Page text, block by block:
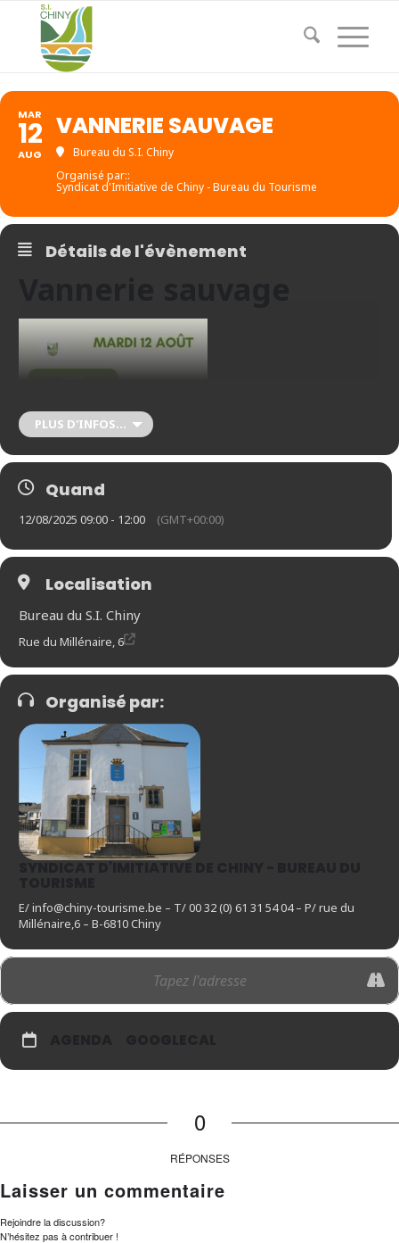
MAR
12
AUG
VANNERIE SAUVAGE
Bureau du S.I. Chiny
Organisé par::
Syndicat d'Imitiative de Chiny - Bureau du Tourisme
Détails de l'évènement
Cathy tresseuse de bouleau.
Nous ferons un nichoir ou autres petites folies selon le temps et
l’envie.
RDV à 9h devant le S.I. Chiny: rue du Millénaire, 6 à Chiny. Fin
prévue vers 12h
P.A.F. :15€- accessible à tous dès 12 ans
Réservation indispensable car places limitées :+32 61 31 54 04 ou
info@chiny-tourisme.be
PLUS D'INFOS...
Quand
12/08/2025 09:00 - 12:00 (GMT+00:00)
Localisation
Bureau du S.I. Chiny
Rue du Millénaire, 6
Organisé par:
E/ info@chiny-tourisme.be – T/ 00 32 (0) 61 31 54 04 – P/ rue du
Millénaire,6 – B-6810 Chiny
0
RÉPONSES
Laisser un commentaire
Rejoindre la discussion?
N’hésitez pas à contribuer !